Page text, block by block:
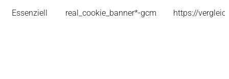
Essenziell real_cookie_banner*-gcm https://